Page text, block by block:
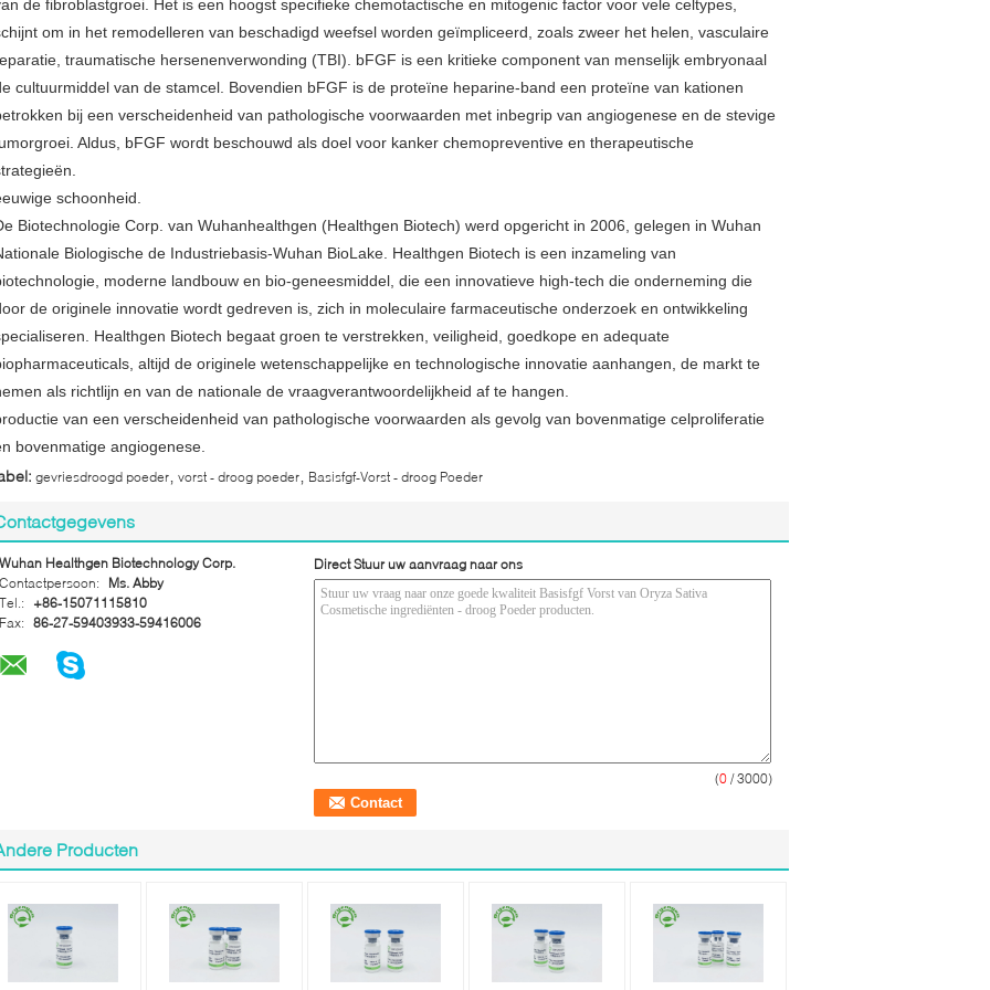
de fibroblastgroei. Het is een hoogst specifieke chemotactische en mitogenic factor voor vele celtypes,
om in het remodelleren van beschadigd weefsel worden geïmpliceerd, zoals zweer het helen, vasculaire
traumatische hersenenverwonding (TBI). bFGF is een kritieke component van menselijk embryonaal
cultuurmiddel van de stamcel. Bovendien bFGF is de proteïne heparine-band een proteïne van kationen
bij een verscheidenheid van pathologische voorwaarden met inbegrip van angiogenese en de stevige
Aldus, bFGF wordt beschouwd als doel voor kanker chemopreventive en therapeutische
schoonheid.
Biotechnologie Corp. van Wuhanhealthgen (Healthgen Biotech) werd opgericht in 2006, gelegen in Wuhan
Biologische de Industriebasis-Wuhan BioLake. Healthgen Biotech is een inzameling van
moderne landbouw en bio-geneesmiddel, die een innovatieve high-tech die onderneming die
de originele innovatie wordt gedreven is, zich in moleculaire farmaceutische onderzoek en ontwikkeling
Healthgen Biotech begaat groen te verstrekken, veiligheid, goedkope en adequate
altijd de originele wetenschappelijke en technologische innovatie aanhangen, de markt te
als richtlijn en van de nationale de vraagverantwoordelijkheid af te hangen.
van een verscheidenheid van pathologische voorwaarden als gevolg van bovenmatige celproliferatie
bovenmatige angiogenese.
gevriesdroogd poeder vorst - droog poeder Basisfgf-Vorst - droog Poeder
Wuhan Healthgen Biotechnology Corp.
Contactpersoon:
Ms. Abby
Tel.:
+86-15071115810
Fax: 86-27-59403933-59416006
Direct Stuur uw aanvraag naar ons
(0 / 3000)
Producten